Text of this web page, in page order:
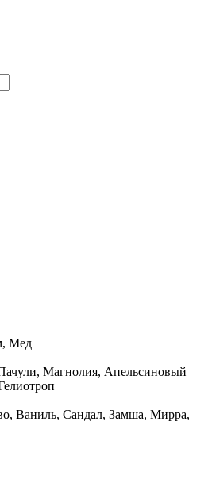
Мед
Магнолия, Апельсиновый
Ваниль, Сандал, Замша, Мирра,